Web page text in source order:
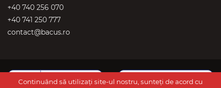
+40 740 256 070
+40 741 250 777
contact@bacus.ro
Continuând să utilizați site-ul nostru, sunteți de acord cu